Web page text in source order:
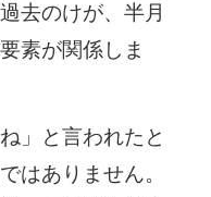
去のけが、半月
素が関係しま
」と言われたと
はありません。